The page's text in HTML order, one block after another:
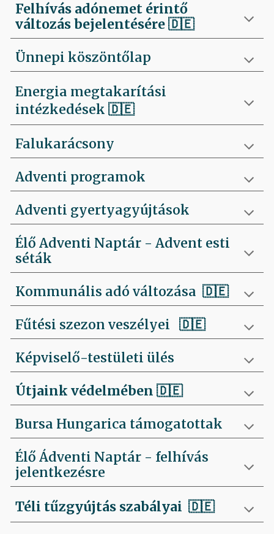
Felhívás adónemet érintő
változás bejelentésére 🇩🇪
Ünnepi köszöntőlap
Energia megtakarítási
intézkedések 🇩🇪
Falukarácsony
Adventi programok
Adventi gyertyagyújtások
Élő Adventi Naptár - Advent esti
séták
Kommunális adó változása 🇩🇪
Fűtési szezon veszélyei 🇩🇪
Képviselő-testületi ülés
Útjaink védelmében🇩🇪
Bursa Hungarica támogatottak
Élő Ádventi Naptár - felhívás
jelentkezésre
Téli tűzgyújtás szabályai 🇩🇪